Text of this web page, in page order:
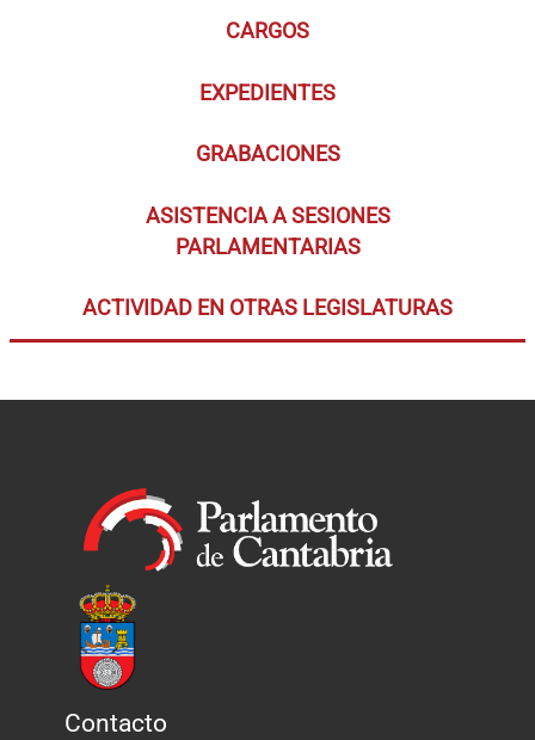
CARGOS
EXPEDIENTES
GRABACIONES
ASISTENCIA A SESIONES
PARLAMENTARIAS
ACTIVIDAD EN OTRAS LEGISLATURAS
Contacto